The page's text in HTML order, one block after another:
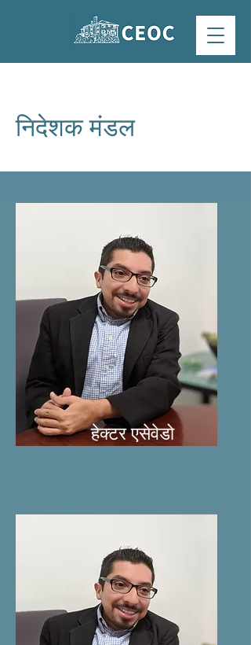
निदेशक मंडल
हेक्टर एसेवेडो